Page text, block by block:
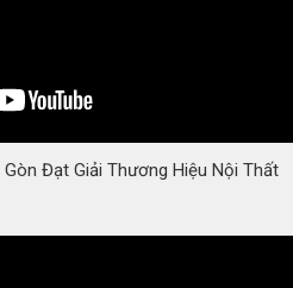
Đạt Giải Thương Hiệu Nội Thất